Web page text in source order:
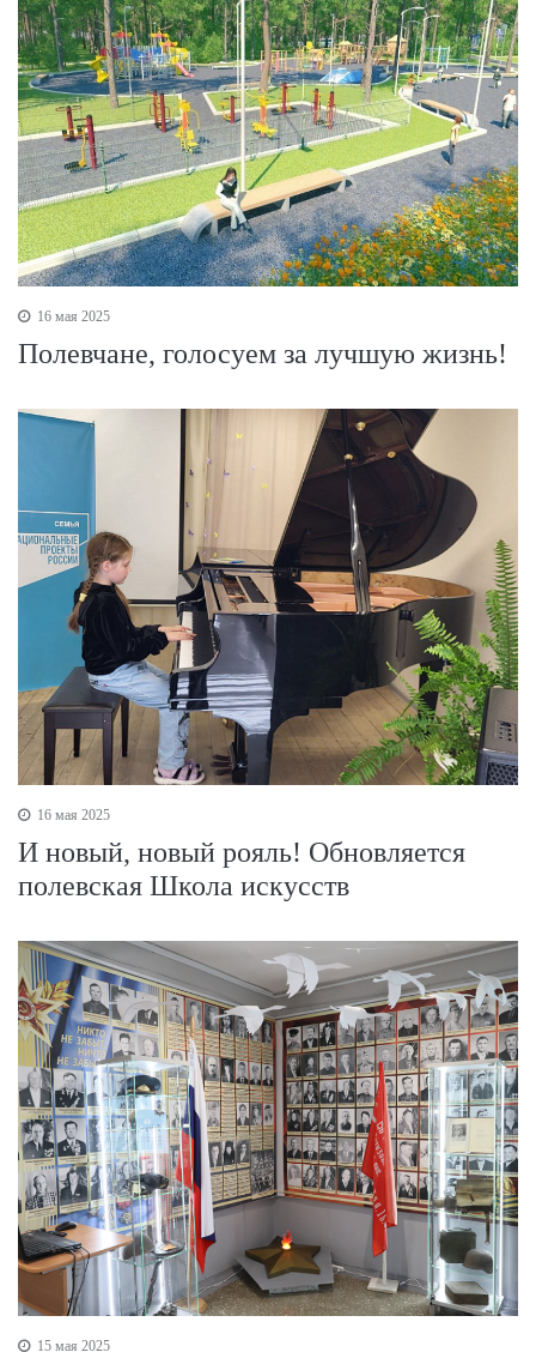
16 мая 2025
Полевчане, голосуем за лучшую жизнь!
16 мая 2025
И новый, новый рояль! Обновляется
полевская Школа искусств
15 мая 2025